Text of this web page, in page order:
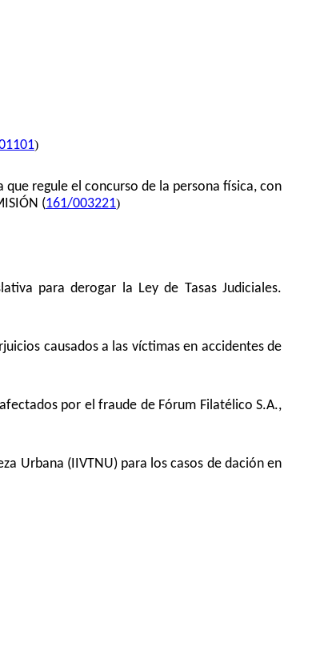
)
regule el concurso de la persona física, con
(161/003221)
para derogar la Ley de Tasas Judiciales.
causados a las víctimas en accidentes de
por el fraude de Fórum Filatélico S.A.,
Urbana (IIVTNU) para los casos de dación en